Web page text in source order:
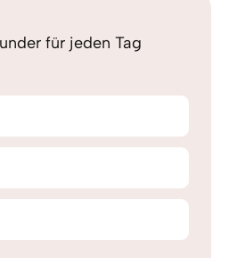
für jeden Tag